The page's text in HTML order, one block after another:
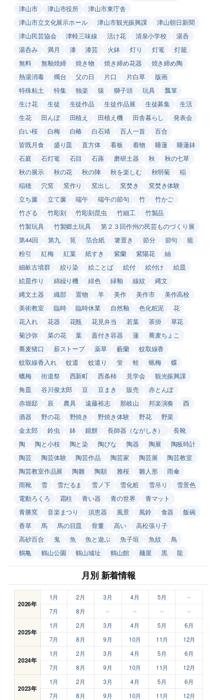
津山市
津山市役所
津山市東庁舎
津山市立文化展示ホール
津山市観光振興課
津山朝日新聞
津山民芸協会
津軽三味線 活け花 清泉小学校
湯呑
湯呑み
満月 漆 漆芸 火鉢 灯り 灯篭
灯籠
無料
無釉焼締 焼き物 焼き締め花器
焼き締め陶
熱湯消毒
燭台 父の日 片口 片白草
版画
特殊粘土
特集 独楽 猿 獅子頭 玩具
瓢箪
生け花
生徒 生徒作品 生徒作品展 生徒募集
生活
生花
田んぼ 田植え 田植え機 田舎暮らし
発表会
白い桜
白梅 白椿 白石靖 百人一首
百合
皆既月食
盛り皿 直方体 看板 着物 睡蓮
睡蓮鉢
石庭
石灯篭 石目 石蕗 磨研土器 秋
秋の七草
秋の展示
秋の花 秋の陣 秋を楽しむ 秋明菊
稲
稲穂
穴窯 窯作り 窯出し 窯焚き
窯焚き体験
立ち簾
立て簾 端午 端午の節句 竹
竹かご
竹ざる
竹彫刻 竹彫刻昆虫 竹細工
竹製品
竹製玩具
竹製郷土玩具
第２３回作州の民芸ものづくり展
第44回
第九 筧 箔合紙 箸置き 節分 節句
籠
粉引
紅梅 紅葉 紙すき 紫蘭 紫陽花
紬
細畝古墳群
絞り染 絵ことば 絵付 絵付け
絵皿
絵皿作り
綿繰り機 緋色 緑釉 線紋
縄文
縄文土器
織部 置物 羊 美作 美作市
美作高校
美術教室
臨時 臨時休業 自然釉 色化粧泥
花
花入れ
花器 花瓶 花見弁当 若葉 茶掛
草花
菊沙弥
菜の花 葉 蓋付き容器 蓮
蕎麦ちょこ
蕎麦猪口
薪ストーブ 薬草 藪蘭
蚊取線香
蚊取線香入れ
蚊遣 蚊遣り 蛍 蛙 蝋梅
蝶
蠟梅
街道祭 西新町 西条柿 見学会
観光振興課
角皿
谷川俊太郎 豆 豆まき 販売
赤とんぼ
赤堀邸
辰 農具 遠藤裕志 那岐山 邦楽演奏
酉
酒器
野の花 野焼き 野焼き体験 野花
野菜
金太郎
鈴虫 鉢 鏡餅 長師器（ながしき）
長靴
陶
陶と小枝 陶と染 陶びな 陶器 陶展
陶板時計
陶芸
陶芸体験 陶芸作品 陶芸家 陶芸展
陶芸教室
陶芸教室作品展
陶雛 陶額 雅桜 雛人形
雨傘
雨靴
雪 雪だるま 雪ノ下 雪化粧 雪吊り
雪景色
電動ろくろ
霜柱 青い器 青の世界
青マット
青勝窯
音楽まつり 須恵器 風景 風鈴 食器
飯碗
香草
馬 馬の目皿 骨董 高い
高松張り子
高砂百合
鬼 魚 魚と遊ぶ 魚子垣 魚紋
鳥
鶴亀
鶴山公園 鶴山城址 鶴山館 麺屋 黒 龍
月別 新着情報
2026年
1月 2月 3月 4月 5月
–
7月
8月 – – – –
2025年
1月 2月 3月 4月 5月
6月
7月
8月 9月 10月 11月 12月
2024年
1月 2月 3月 4月 5月
6月
7月
8月 9月 10月 11月 12月
2023年
1月 2月 3月 4月 5月
6月
7月
8月 9月 10月 11月 12月